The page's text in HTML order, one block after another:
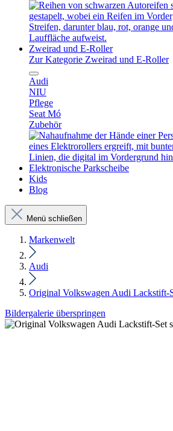
Zweirad und E-Roller
Zur Kategorie Zweirad und E-Roller
Audi
NIU
Pflege
Seat Mó
Zubehör
Elektronische Parkscheibe
Kids
Blog
Menü schließen
Markenwelt
Audi
Original Volkswagen Audi Lackstift-
Bildergalerie überspringen